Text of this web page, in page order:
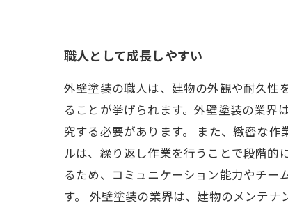
職人として成長しやすい
外壁塗装の職人は、建物の外観や耐久性
ることが挙げられます。外壁塗装の業界
究する必要があります。 また、緻密な
ルは、繰り返し作業を行うことで段階的
るため、コミュニケーション能力やチー
す。 外壁塗装の業界は、建物のメンテ